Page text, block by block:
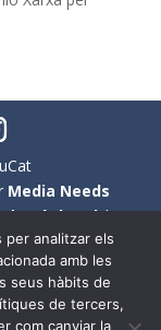
Media Needs
|Avís legal|
no sexista del
de la seva
analitzar els
amb les
seus hàbits de
de tercers,
com canviar la